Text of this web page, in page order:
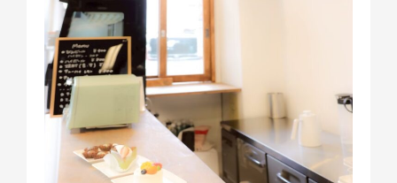
お客様相談室
SDGsへの取り組み